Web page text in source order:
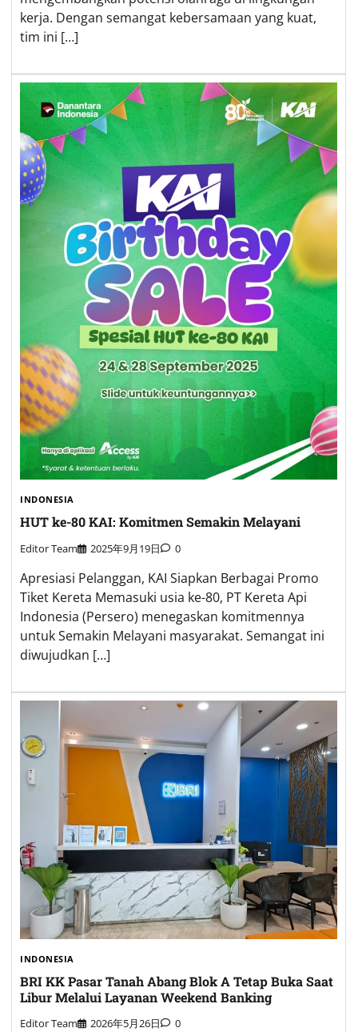
kerja. Dengan semangat kebersamaan yang kuat,
tim ini […]
INDONESIA
HUT ke-80 KAI: Komitmen Semakin Melayani
Editor Team 2025年9月19日 0
Apresiasi Pelanggan, KAI Siapkan Berbagai Promo
Tiket Kereta Memasuki usia ke-80, PT Kereta Api
Indonesia (Persero) menegaskan komitmennya
untuk Semakin Melayani masyarakat. Semangat ini
diwujudkan […]
INDONESIA
BRI KK Pasar Tanah Abang Blok A Tetap Buka Saat
Libur Melalui Layanan Weekend Banking
Editor Team 2026年5月26日 0